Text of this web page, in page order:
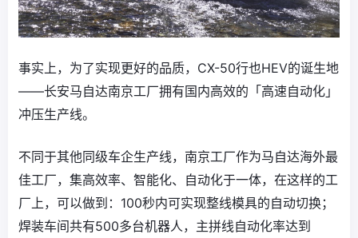
事实上，为了实现更好的品质，CX-50行也HEV的诞生地
——长安马自达南京工厂拥有国内高效的「高速自动化」
冲压生产线。
不同于其他同级车企生产线，南京工厂作为马自达海外最
佳工厂，集高效率、智能化、自动化于一体，在这样的工
厂上，可以做到：100秒内可实现整线模具的自动切换；
焊装车间共有500多台机器人，主拼线自动化率达到